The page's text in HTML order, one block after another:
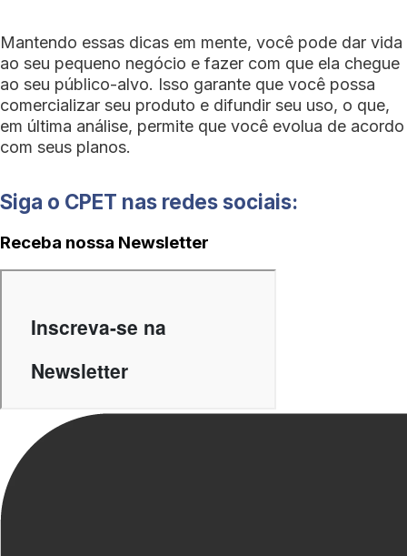
Mantendo essas dicas em mente, você pode dar vida
ao seu pequeno negócio e fazer com que ela chegue
ao seu público-alvo. Isso garante que você possa
comercializar seu produto e difundir seu uso, o que,
em última análise, permite que você evolua de acordo
com seus planos.
Siga o CPET nas redes sociais:
Receba nossa Newsletter